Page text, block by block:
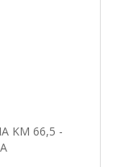
KM 66,5 -